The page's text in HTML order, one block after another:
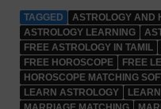
TAGGED
ASTROLOGY AND
ASTROLOGY LEARNING
FREE ASTROLOGY IN TAMIL
FREE HOROSCOPE
FREE
HOROSCOPE MATCHING
LEARN ASTROLOGY